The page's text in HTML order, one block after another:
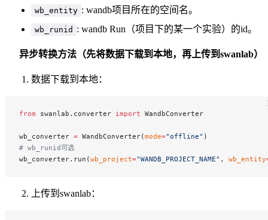
wb_entity : wandb项目所在的空间名。
wb_runid : wandb Run（项目下的某一个实验）的id。
异步转换方法（先将数据下载到本地，再上传到swanlab）
数据下载到本地：
from swanlab.converter import WandbConverter
wb_converter = WandbConverter(mode="offline" )
# wb_runid可选
wb_converter.run(wb_project="WANDB_PROJECT_NAME" , wb_entity
上传到swanlab：